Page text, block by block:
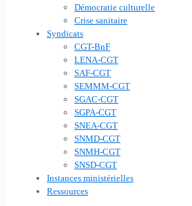
Démocratie culturelle
Crise sanitaire
Syndicats
CGT-BnF
LENA-CGT
SAF-CGT
SEMMM-CGT
SGAC-CGT
SGPA-CGT
SNEA-CGT
SNMD-CGT
SNMH-CGT
SNSD-CGT
Instances ministérielles
Ressources